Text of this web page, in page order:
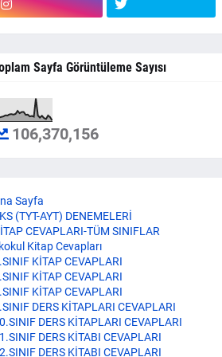
Sayfa Görüntüleme Sayısı
106,370,156
Sayfa
(TYT-AYT) DENEMELERİ
CEVAPLARI-TÜM SINIFLAR
Kitap Cevapları
KİTAP CEVAPLARI
KİTAP CEVAPLARI
KİTAP CEVAPLARI
DERS KİTAPLARI CEVAPLARI
DERS KİTAPLARI CEVAPLARI
DERS KİTABI CEVAPLARI
DERS KİTABI CEVAPLARI